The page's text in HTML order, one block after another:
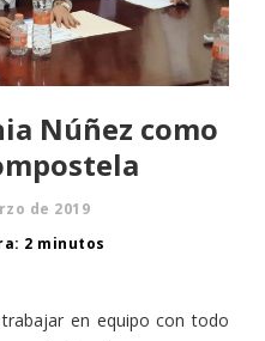
Núñez como
de 2019
2 minutos
en equipo con todo